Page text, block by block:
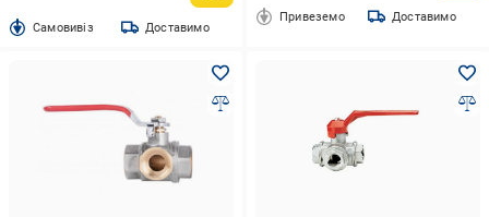
Cамовивіз Доставимо
Привеземо Доставимо